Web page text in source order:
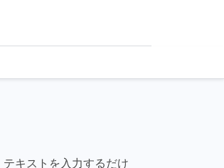
キストを入力するだけ